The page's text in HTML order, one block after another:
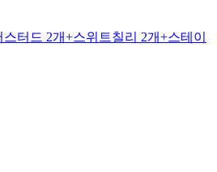
터드 2개+스위트칠리 2개+스테이